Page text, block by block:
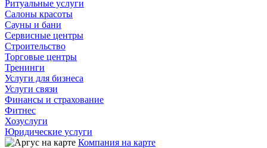
Ритуальные услуги
Салоны красоты
Сауны и бани
Сервисные центры
Строительство
Торговые центры
Тренинги
Услуги для бизнеса
Услуги связи
Финансы и страхование
Фитнес
Хозуслуги
Юридические услуги
Компания на карте